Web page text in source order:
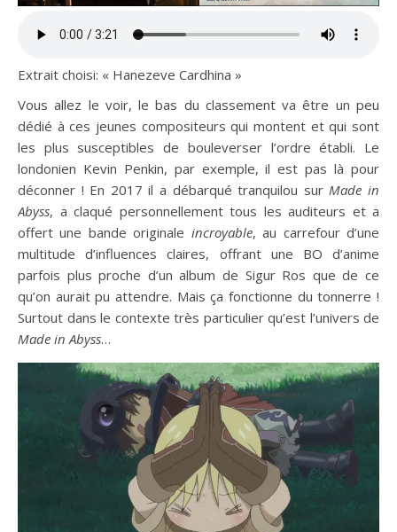
Extrait choisi: « Hanezeve Cardhina »
Vous allez le voir, le bas du classement va être un peu
dédié à ces jeunes compositeurs qui montent et qui sont
les plus susceptibles de bouleverser l’ordre établi. Le
londonien Kevin Penkin, par exemple, il est pas là pour
déconner ! En 2017 il a débarqué tranquilou surMade in
Abyss, a claqué personnellement tous les auditeurs et a
offert une bande originale incroyable, au carrefour d’une
multitude d’influences claires, offrant une BO d’anime
parfois plus proche d’un album de Sigur Ros que de ce
qu’on aurait pu attendre. Mais ça fonctionne du tonnerre !
Surtout dans le contexte très particulier qu’est l’univers de
Made in Abyss…